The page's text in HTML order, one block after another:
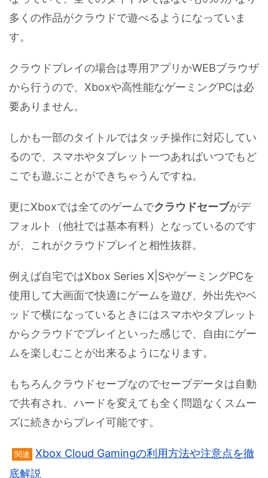
多くの作品がクラウドで遊べるようになっていま
す。
クラウドプレイの場合は専用アプリかWEBブラウザ
から行うので、Xboxや高性能なゲーミングPCは必
要ありません。
しかも一部のタイトルではタッチ操作に対応してい
るので、スマホやタブレット一つあればいつでもど
こでも遊ぶことができちゃうんですね。
更にXboxでは全てのゲームでクラウドセーブがデ
フォルト（他社では基本有料）となっているのです
が、これがクラウドプレイと相性抜群。
例えば自宅ではXbox Series X|SやゲーミングPCを
使用して大画面で快適にゲームを遊び、外出先やベ
ッドで横になっているときにはスマホやタブレット
からクラウドでプレイといった感じで、自由にゲー
ムを楽しむことが出来るようになります。
もちろんクラウドセーブなのでセーブデータは自動
で共有され、ハードを変えても全く問題なくスムー
ズに続きからプレイ可能です。
関連
Xbox Cloud Gamingの利用方法や注意点を徹
底解説